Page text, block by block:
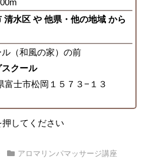
水区 や 他県・他の地域 から
ル（和風の家）の前
クール
富士市松岡１５７３−１３
押してください
アロマリンパマッサージ講座